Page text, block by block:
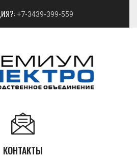
+7-3439-399-559
КОНТАКТЫ